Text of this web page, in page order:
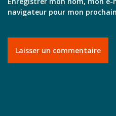
navigateur pour mon